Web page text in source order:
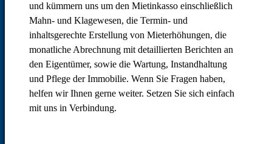
und kümmern uns um den Mietinkasso einschließlich
Mahn- und Klagewesen, die Termin- und
inhaltsgerechte Erstellung von Mieterhöhungen, die
monatliche Abrechnung mit detaillierten Berichten an
den Eigentümer, sowie die Wartung, Instandhaltung
und Pflege der Immobilie. Wenn Sie Fragen haben,
helfen wir Ihnen gerne weiter. Setzen Sie sich einfach
mit uns in Verbindung.